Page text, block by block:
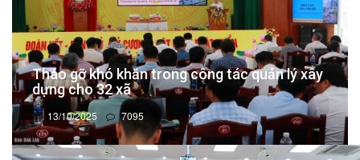
Tháo gỡ khó khăn trong công tác quản lý xây
dựng cho 32 xã
13/10/2025 7095